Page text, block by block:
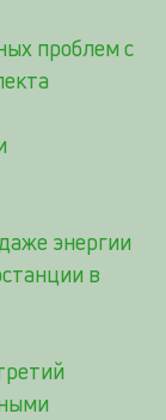
проблем с
энергии
в